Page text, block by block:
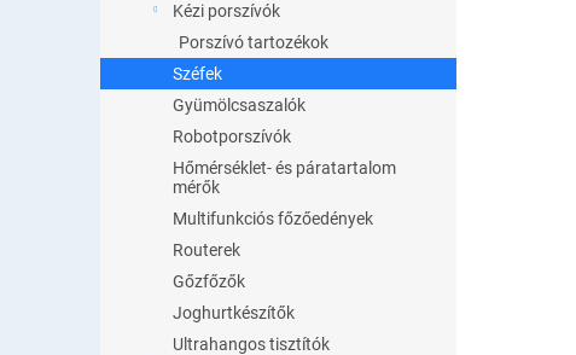
Kézi porszívók
Porszívó tartozékok
Széfek
Gyümölcsaszalók
Robotporszívók
Hőmérséklet- és páratartalom
mérők
Multifunkciós főzőedények
Routerek
Gőzfőzők
Joghurtkészítők
Ultrahangos tisztítók